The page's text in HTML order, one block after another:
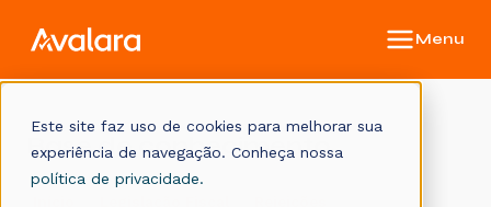
Este site faz uso de cookies para melhorar sua
experiência de navegação. Conheça nossa
política de privacidade.
Base de conhecimento